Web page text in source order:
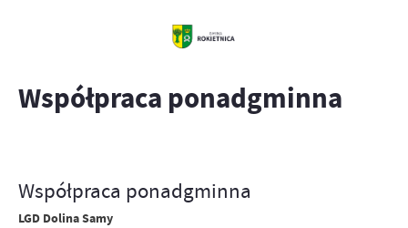
Współpraca ponadgminna
Współpraca ponadgminna
LGD Dolina Samy